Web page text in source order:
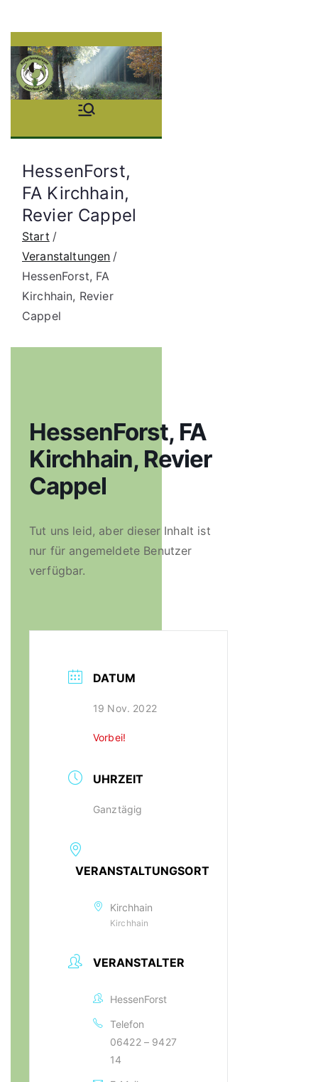
Inhalt
springen
Stöb
erhu
ndgr
uppe
Saue
rland
HessenForst,
FA Kirchhain,
Revier Cappel
Start
Veranstaltungen
HessenForst, FA
Kirchhain, Revier
Cappel
HessenForst, FA
Kirchhain, Revier
Cappel
Tut uns leid, aber dieser Inhalt ist
nur für angemeldete Benutzer
verfügbar.
DATUM
19 Nov. 2022
Vorbei!
UHRZEIT
Ganztägig
VERANSTALTUNGSORT
Kirchhain
Kirchhain
VERANSTALTER
HessenForst
Telefon
06422 – 9427
14